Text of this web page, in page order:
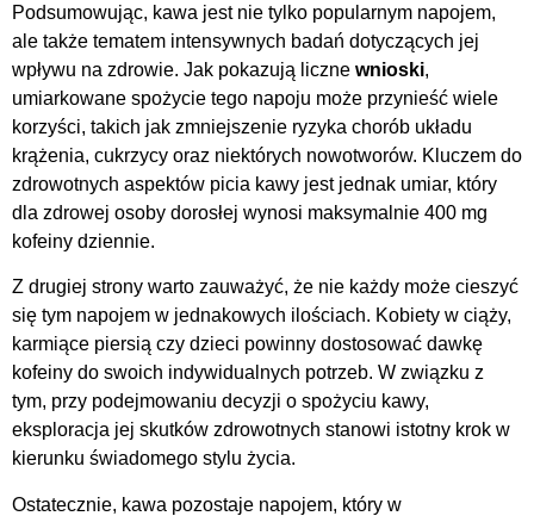
Podsumowując, kawa jest nie tylko popularnym napojem,
ale także tematem intensywnych badań dotyczących jej
wpływu na zdrowie. Jak pokazują liczne wnioski,
umiarkowane spożycie tego napoju może przynieść wiele
korzyści, takich jak zmniejszenie ryzyka chorób układu
krążenia, cukrzycy oraz niektórych nowotworów. Kluczem do
zdrowotnych aspektów picia kawy jest jednak umiar, który
dla zdrowej osoby dorosłej wynosi maksymalnie 400 mg
kofeiny dziennie.
Z drugiej strony warto zauważyć, że nie każdy może cieszyć
się tym napojem w jednakowych ilościach. Kobiety w ciąży,
karmiące piersią czy dzieci powinny dostosować dawkę
kofeiny do swoich indywidualnych potrzeb. W związku z
tym, przy podejmowaniu decyzji o spożyciu kawy,
eksploracja jej skutków zdrowotnych stanowi istotny krok w
kierunku świadomego stylu życia.
Ostatecznie, kawa pozostaje napojem, który w